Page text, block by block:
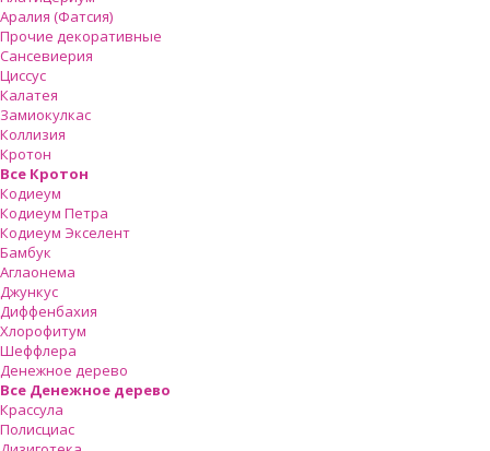
Аралия (Фатсия)
Прочие декоративные
Сансевиерия
Циссус
Калатея
Замиокулкас
Коллизия
Кротон
Все Кротон
Кодиеум
Кодиеум Петра
Кодиеум Экселент
Бамбук
Аглаонема
Джункус
Диффенбахия
Хлорофитум
Шеффлера
Денежное дерево
Все Денежное дерево
Крассула
Полисциас